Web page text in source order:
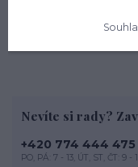
Nevíte si rady?
+420 774 444 475
PO, PÁ: 7 - 13, ÚT, ST, ČT: 9 -